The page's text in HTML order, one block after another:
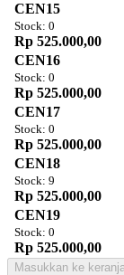
CEN15
Stock: 0
Rp 525.000,00
CEN16
Stock: 0
Rp 525.000,00
CEN17
Stock: 0
Rp 525.000,00
CEN18
Stock: 9
Rp 525.000,00
CEN19
Stock: 0
Rp 525.000,00
Masukkan ke